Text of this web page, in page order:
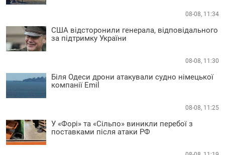
08-08, 11:34
США відсторонили генерала, відповідального
за підтримку України
08-08, 11:30
Біля Одеси дрони атакували судно німецької
компанії Emil
08-08, 11:25
У «Форі» та «Сільпо» виникли перебої з
поставками після атаки РФ